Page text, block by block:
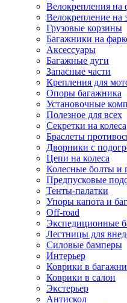
Велокрепления на
Велокрепление на
Грузовые корзины
Багажники на
Аксессуары
Багажные дуги
Запасные части
Крепления для
Опоры багажника
Установочные
Полезное для всех
Секретки на колеса
Браслеты
Дворники с
Цепи на колеса
Колесные болты и
Предпусковые
Тенты-палатки
Упоры капота и
Off-road
Экспедиционные
Лестницы для
Силовые бамперы
Интерьер
Коврики в
Коврики в салон
Экстерьер
Антискол